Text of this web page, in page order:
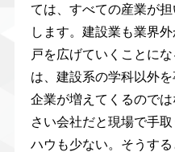
ては、すべての産業が
します。建設業も業界
戸を広げていくことに
は、建設系の学科以外
企業が増えてくるので
さい会社だと現場で手
ハウも少ない。そうす